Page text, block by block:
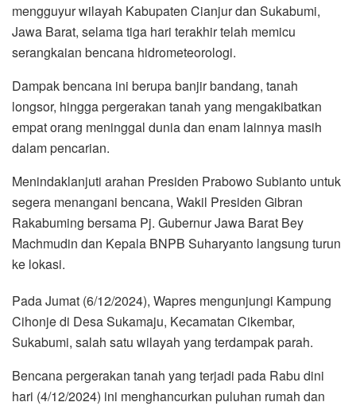
mengguyur wilayah Kabupaten Cianjur dan Sukabumi,
Jawa Barat, selama tiga hari terakhir telah memicu
serangkaian bencana hidrometeorologi.
Dampak bencana ini berupa banjir bandang, tanah
longsor, hingga pergerakan tanah yang mengakibatkan
empat orang meninggal dunia dan enam lainnya masih
dalam pencarian.
Menindaklanjuti arahan Presiden Prabowo Subianto untuk
segera menangani bencana, Wakil Presiden Gibran
Rakabuming bersama Pj. Gubernur Jawa Barat Bey
Machmudin dan Kepala BNPB Suharyanto langsung turun
ke lokasi.
Pada Jumat (6/12/2024), Wapres mengunjungi Kampung
Cihonje di Desa Sukamaju, Kecamatan Cikembar,
Sukabumi, salah satu wilayah yang terdampak parah.
Bencana pergerakan tanah yang terjadi pada Rabu dini
hari (4/12/2024) ini menghancurkan puluhan rumah dan